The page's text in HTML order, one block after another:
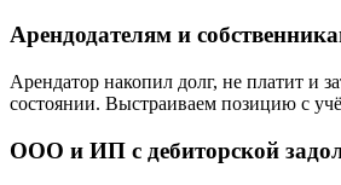
Арендодателям и
Арендатор накопил долг, не платит и
состоянии. Выстраиваем позицию с
ООО и ИП с дебиторской